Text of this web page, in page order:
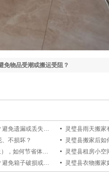
免物品受潮或搬运受阻？
灵璧县搬家时如何高效打包杂物？避免遗漏或丢失小物件？
不损坏？
灵璧县搬家后如
灵璧县无电梯高层搬家（5 楼以上），如何节省体力和费用？
灵璧县书籍搬家怎么打包才不重？避免箱子破损或搬运费力？